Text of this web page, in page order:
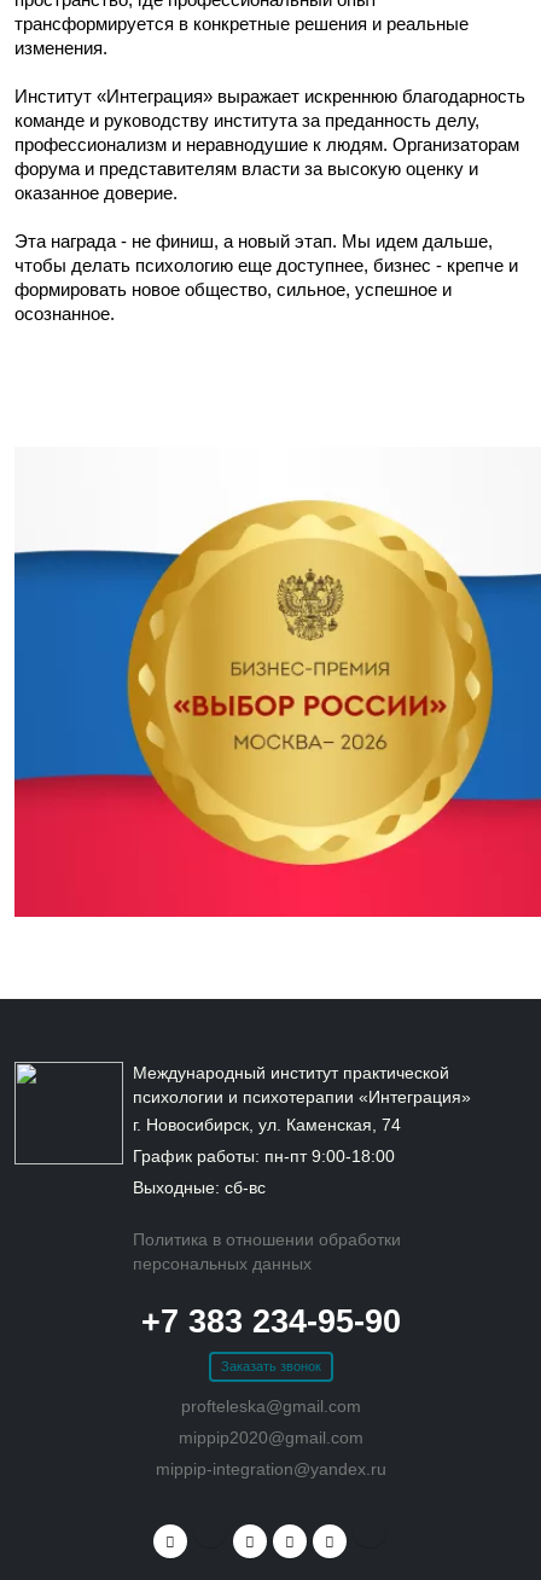
трансформируется в конкретные решения и реальные
изменения.
Институт «Интеграция» выражает искреннюю благодарность
команде и руководству института за преданность делу,
профессионализм и неравнодушие к людям. Организаторам
форума и представителям власти за высокую оценку и
оказанное доверие.
Эта награда - не финиш, а новый этап. Мы идем дальше,
чтобы делать психологию еще доступнее, бизнес - крепче и
формировать новое общество, сильное, успешное и
осознанное.
Международный институт практической
психологии и психотерапии «Интеграция»
г. Новосибирск, ул. Каменская, 74
График работы: пн-пт 9:00-18:00
Выходные: сб-вс
Политика в отношении обработки
персональных данных
+7 383 234-95-90
Заказать звонок
profteleska@gmail.com
mippip2020@gmail.com
mippip-integration@yandex.ru